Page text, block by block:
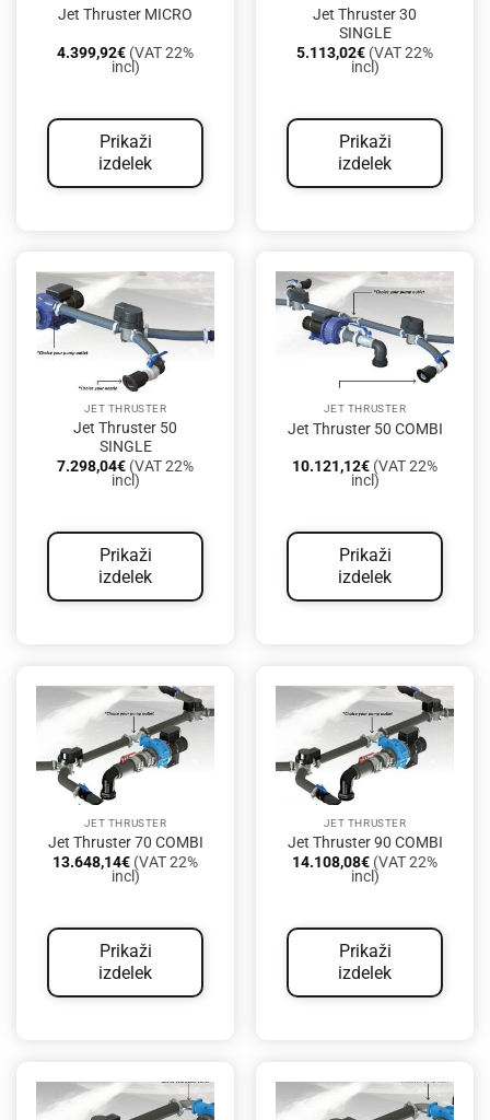
Jet Thruster MICRO
4.399,92€ (VAT 22%
incl)
Prikaži
izdelek
Jet Thruster 30
SINGLE
5.113,02€ (VAT 22%
incl)
Prikaži
izdelek
JET THRUSTER
Jet Thruster 50
SINGLE
7.298,04€ (VAT 22%
incl)
Prikaži
izdelek
JET THRUSTER
Jet Thruster 50 COMBI
10.121,12€ (VAT 22%
incl)
Prikaži
izdelek
JET THRUSTER
Jet Thruster 70 COMBI
13.648,14€ (VAT 22%
incl)
Prikaži
izdelek
JET THRUSTER
Jet Thruster 90 COMBI
14.108,08€ (VAT 22%
incl)
Prikaži
izdelek